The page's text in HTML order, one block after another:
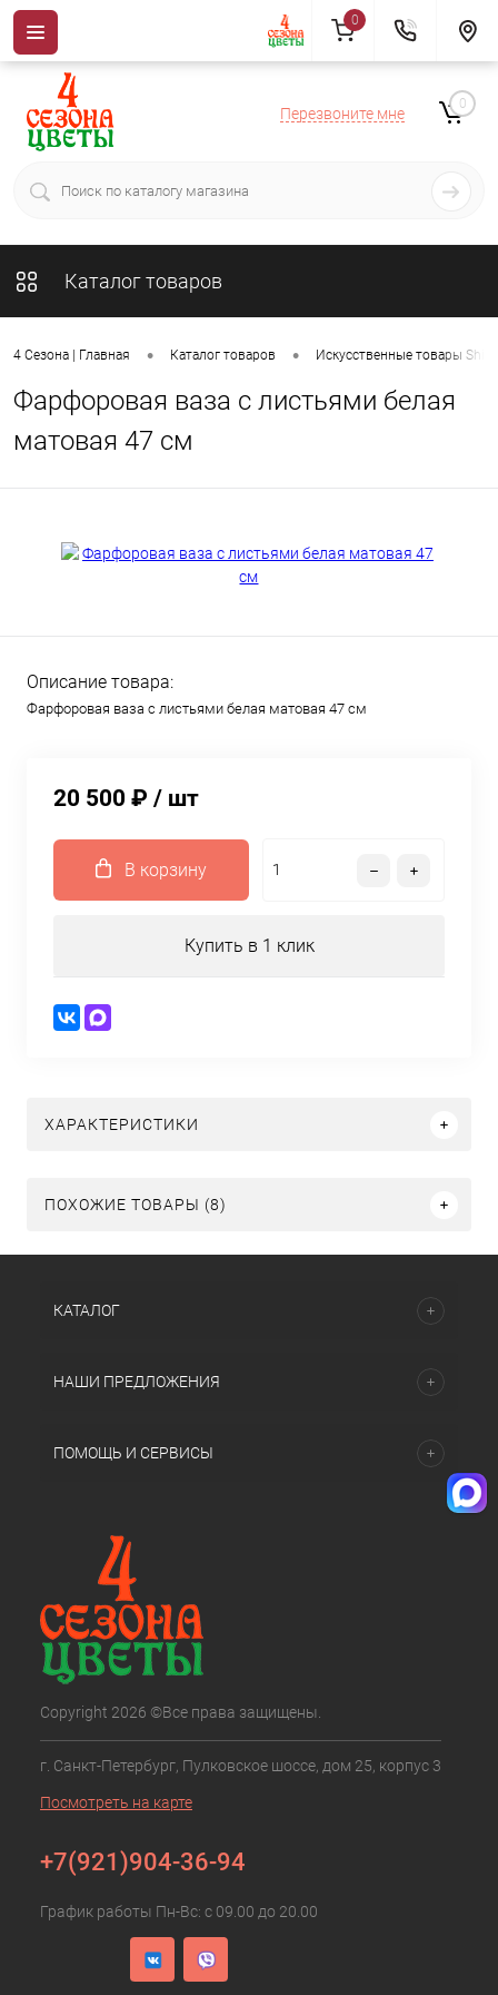
Перезвоните мне
0
Каталог товаров
4 Сезона | Главная • Каталог товаров • Искусственные товары
Фарфоровая ваза с листьями белая
матовая 47 см
Описание товара:
Фарфоровая ваза с листьями белая матовая 47 см
20 500 ₽ / шт
В корзину
Купить в 1 клик
ХАРАКТЕРИСТИКИ
ПОХОЖИЕ ТОВАРЫ (8)
КАТАЛОГ
НАШИ ПРЕДЛОЖЕНИЯ
ПОМОЩЬ И СЕРВИСЫ
Copyright 2026 ©Все права защищены.
г. Санкт-Петербург, Пулковское шоссе, дом 25, корпус 3
Посмотреть на карте
+7(921)904-36-94
График работы Пн-Вс: с 09.00 до 20.00
0